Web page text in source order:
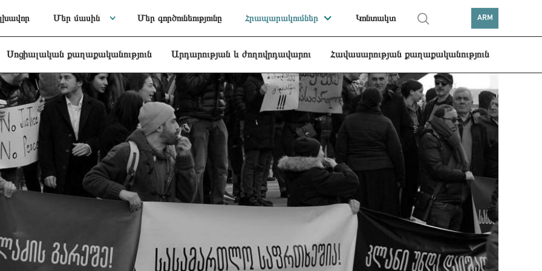
Մեր մասին Մեր գործունեությունը Հրապարակումներ Կոնտակտ ARM
Սոցիալական քաղաքականություն Արդարության և ժողովրդավարու Հավասարության քաղաքականություն